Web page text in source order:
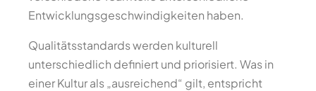
Entwicklungsgeschwindigkeiten haben.
Qualitätsstandards werden kulturell
unterschiedlich definiert und priorisiert. Was in
einer Kultur als „ausreichend“ gilt, entspricht